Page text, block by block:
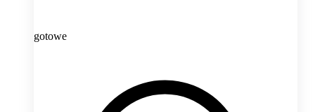
gotowe